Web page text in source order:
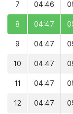
7 04:46
8 04:47
9 04:47
10 04:47
11 04:47
12 04:47